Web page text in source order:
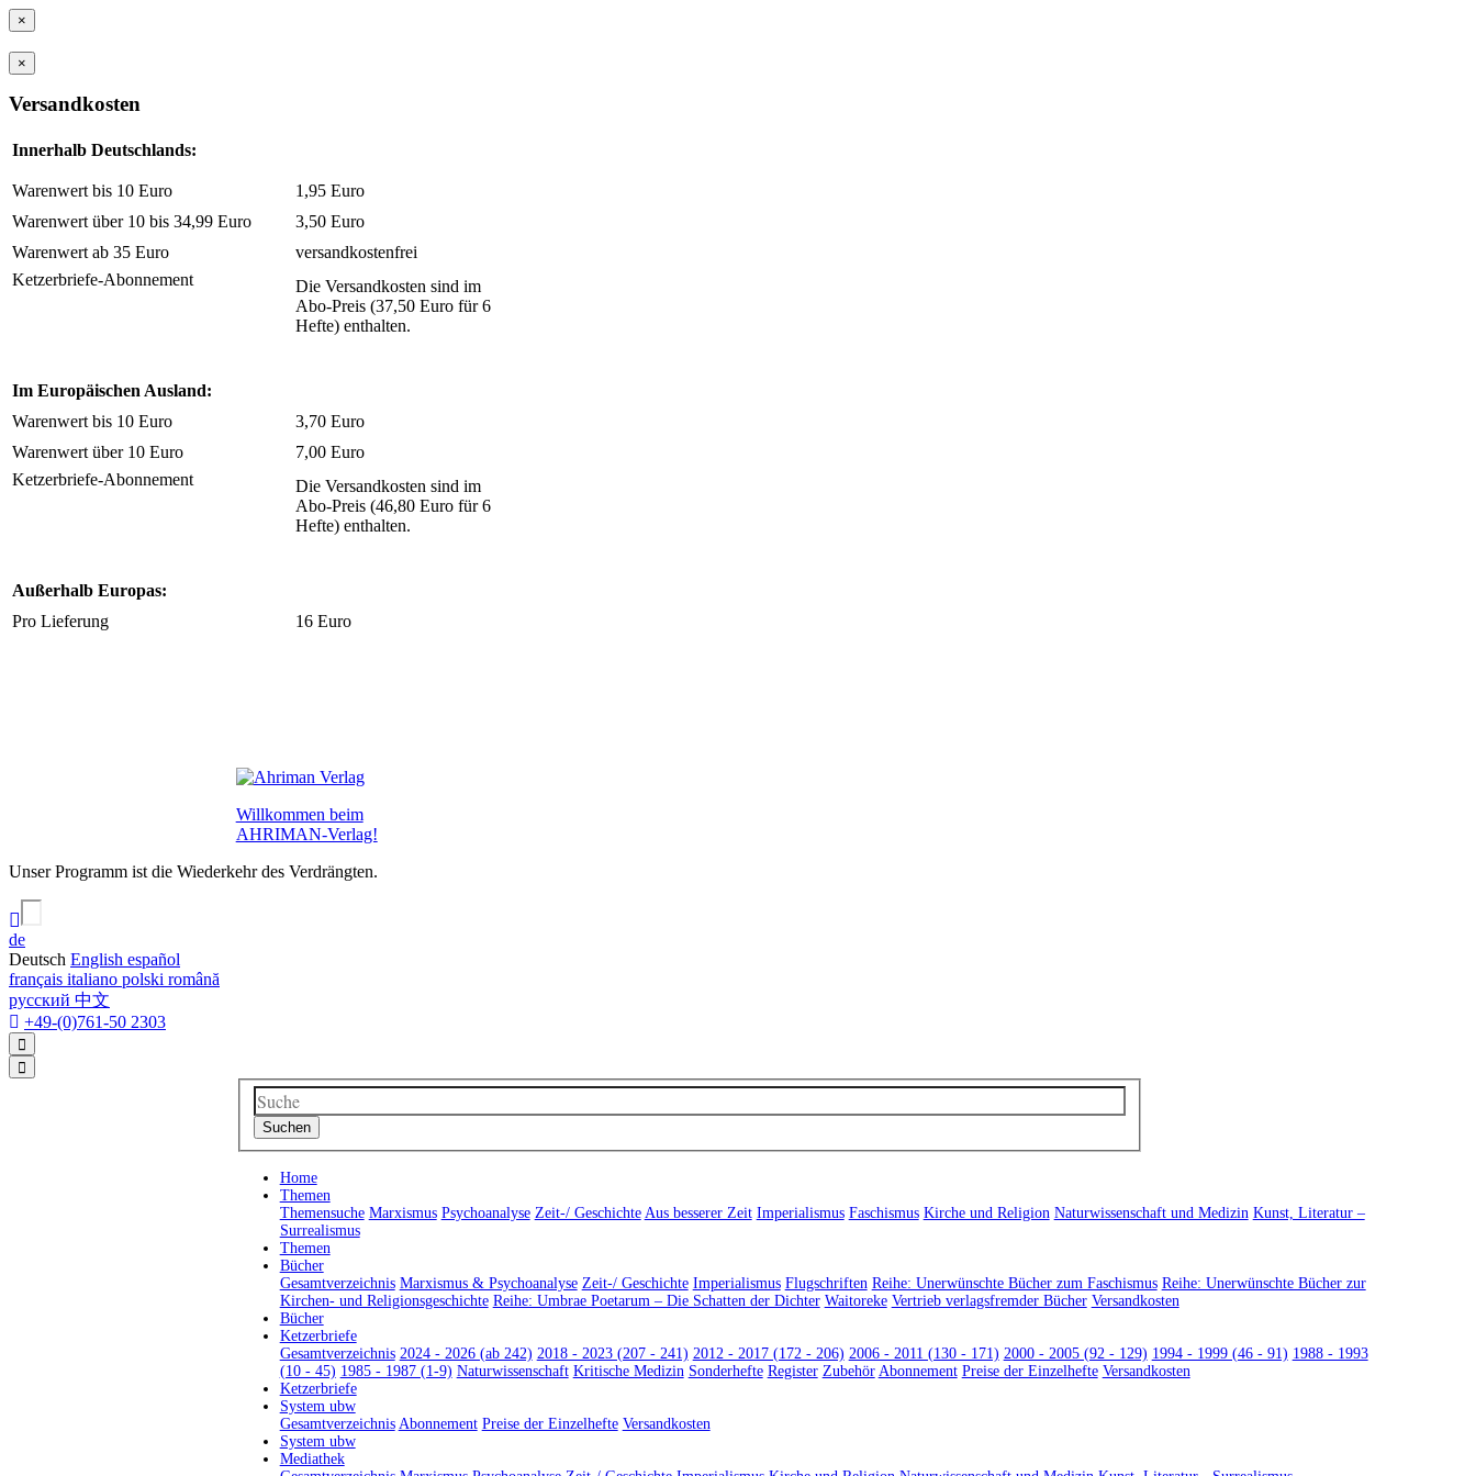
×
×
Versandkosten
Innerhalb Deutschlands:
Warenwert bis 10 Euro
1,95 Euro
Warenwert über 10 bis 34,99 Euro
3,50 Euro
Warenwert ab 35 Euro
versandkostenfrei
Ketzerbriefe-Abonnement
Die Versandkosten sind im
Abo-Preis (37,50 Euro für 6
Hefte) enthalten.
Im Europäischen Ausland:
Warenwert bis 10 Euro
3,70 Euro
Warenwert über 10 Euro
7,00 Euro
Ketzerbriefe-Abonnement
Die Versandkosten sind im
Abo-Preis (46,80 Euro für 6
Hefte) enthalten.
Außerhalb Europas:
Pro Lieferung
16 Euro
Willkommen beim
AHRIMAN-Verlag!
Unser Programm ist die Wiederkehr des Verdrängten.
de
Deutsch English español
français italiano polski română
русский 中文
+49-(0)761-50 2303
Home
Themen
Themensuche Marxismus Psychoanalyse Zeit-/ Geschichte Aus besserer Zeit Imperialismus Faschismus Kirche und Religion Naturwissenschaft und Medizin Kunst, Literatur –
Surrealismus
Themen
Bücher
Gesamtverzeichnis Marxismus & Psychoanalyse Zeit-/ Geschichte Imperialismus Flugschriften Reihe: Unerwünschte Bücher zum Faschismus Reihe: Unerwünschte Bücher zur
Kirchen- und Religionsgeschichte Reihe: Umbrae Poetarum – Die Schatten der Dichter Waitoreke Vertrieb verlagsfremder Bücher Versandkosten
Bücher
Ketzerbriefe
Gesamtverzeichnis 2024 - 2026 (ab 242) 2018 - 2023 (207 - 241) 2012 - 2017 (172 - 206) 2006 - 2011 (130 - 171) 2000 - 2005 (92 - 129) 1994 - 1999 (46 - 91) 1988 - 1993
(10 - 45) 1985 - 1987 (1-9) Naturwissenschaft Kritische Medizin Sonderhefte Register Zubehör Abonnement Preise der Einzelhefte Versandkosten
Ketzerbriefe
System ubw
Gesamtverzeichnis Abonnement Preise der Einzelhefte Versandkosten
System ubw
Mediathek